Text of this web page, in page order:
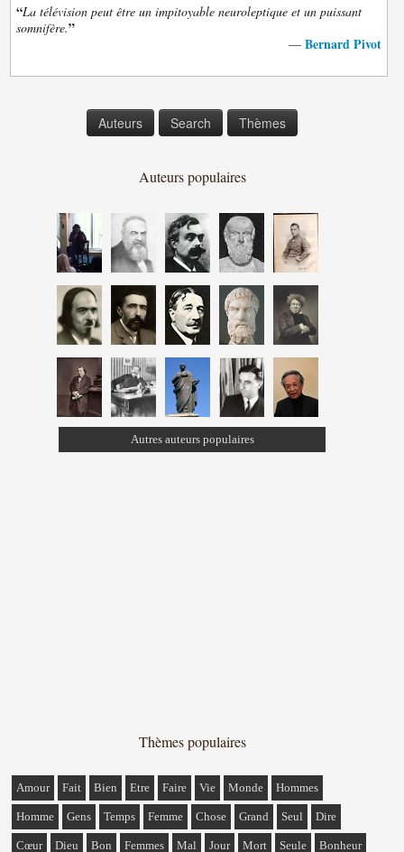
“La télévision peut être un impitoyable neuroleptique et un puissant
somnifère.”
— Bernard Pivot
Auteurs Search Thèmes
Auteurs populaires
Autres auteurs populaires
Thèmes populaires
Amour Fait Bien Etre Faire Vie Monde Hommes
Homme Gens Temps Femme Chose Grand Seul Dire
Cœur Dieu Bon Femmes Mal Jour Mort Seule Bonheur